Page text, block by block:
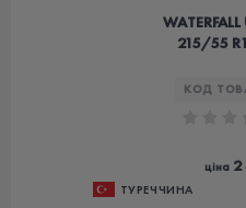
215/55
КОД
ціна 2
ТУРЕЧЧИНА